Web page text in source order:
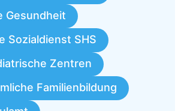
Gesundheit
Sozialdienst SHS
Zentren
Familienbildung